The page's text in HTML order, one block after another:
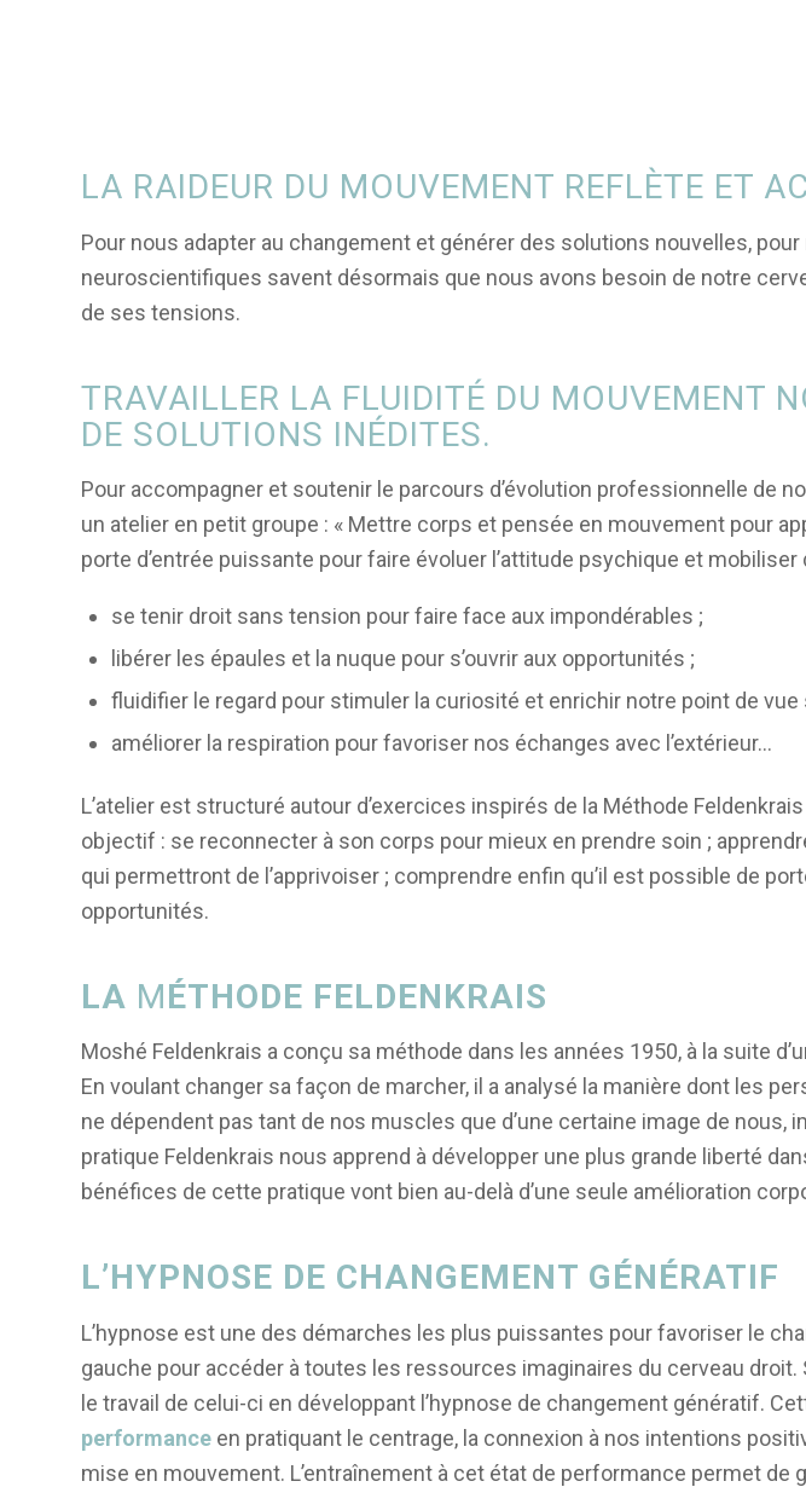
LA RAIDEUR DU MOUVEMENT REFLÈTE ET
Pour nous adapter au changement et générer des solutions nouvelles,
neuroscientifiques savent désormais que nous avons besoin de notre
de ses tensions.
TRAVAILLER LA FLUIDITÉ DU MOUVEMENT
DE SOLUTIONS INÉDITES.
Pour accompagner et soutenir le parcours d’évolution professionnelle de
un atelier en petit groupe : « Mettre corps et pensée en mouvement pour
porte d’entrée puissante pour faire évoluer l’attitude psychique et
se tenir droit sans tension pour faire face aux impondérables ;
libérer les épaules et la nuque pour s’ouvrir aux opportunités ;
fluidifier le regard pour stimuler la curiosité et enrichir notre point de
améliorer la respiration pour favoriser nos échanges avec l’extérieur…
L’atelier est structuré autour d’exercices inspirés de la Méthode
objectif : se reconnecter à son corps pour mieux en prendre soin ;
qui permettront de l’apprivoiser ; comprendre enfin qu’il est possible de
opportunités.
LA MÉTHODE FELDENKRAIS
Moshé Feldenkrais a conçu sa méthode dans les années 1950, à la suite
En voulant changer sa façon de marcher, il a analysé la manière dont les
ne dépendent pas tant de nos muscles que d’une certaine image de
pratique Feldenkrais nous apprend à développer une plus grande liberté
bénéfices de cette pratique vont bien au-delà d’une seule amélioration
L’HYPNOSE DE CHANGEMENT GÉNÉRATIF
L’hypnose est une des démarches les plus puissantes pour favoriser le
gauche pour accéder à toutes les ressources imaginaires du cerveau
le travail de celui-ci en développant l’hypnose de changement génératif.
performance en pratiquant le centrage, la connexion à nos intentions
mise en mouvement. L’entraînement à cet état de performance permet